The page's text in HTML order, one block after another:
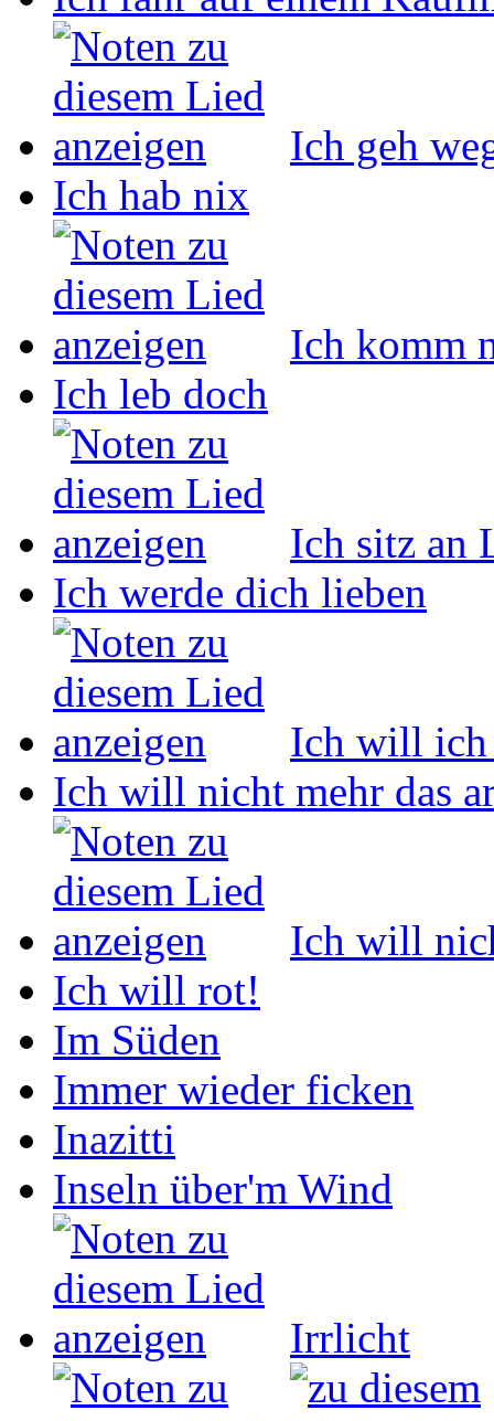
Ich geh
Ich hab nix
Ich komm
Ich leb doch
Ich sitz an
Ich werde dich lieben
Ich will ich
Ich will nicht mehr das
Ich will
Ich will rot!
Im Süden
Immer wieder ficken
Inazitti
Inseln über'm Wind
Irrlicht